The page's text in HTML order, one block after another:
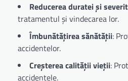
Reducerea duratei și
tratamentul și vindecarea lor.
Îmbunătățirea sănătății:
accidentelor.
Creșterea calității vieții:
accidentele.